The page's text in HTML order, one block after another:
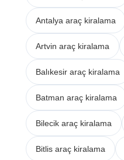
Antalya araç kiralama
Artvin araç kiralama
Balıkesir araç kiralama
Batman araç kiralama
Bilecik araç kiralama
Bitlis araç kiralama